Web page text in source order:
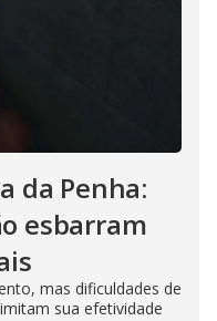
da Penha:
esbarram
mas dificuldades de
sua efetividade